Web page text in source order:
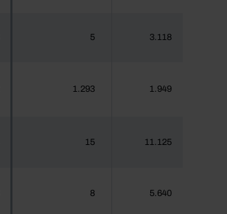
5 3.118
1.293 1.949
15 11.125
8 5.640